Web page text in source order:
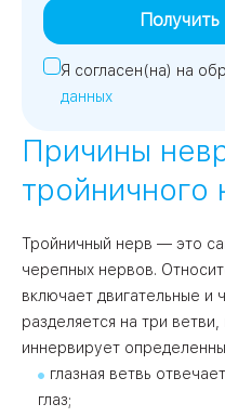
Я согласен(на) на
данных
Причины
тройничного
Тройничный нерв — это
черепных нервов.
включает двигательные и
разделяется на три
иннервирует
глазная ветвь
глаз;